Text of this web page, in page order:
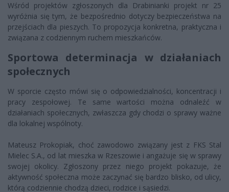
Wśród projektów zgłoszonych dla Drabinianki projekt nr 25
wyróżnia się tym, że bezpośrednio dotyczy bezpieczeństwa na
przejściach dla pieszych. To propozycja konkretna, praktyczna i
związana z codziennym ruchem mieszkańców.
Sportowa determinacja w działaniach
społecznych
W sporcie często mówi się o odpowiedzialności, koncentracji i
pracy zespołowej. Te same wartości można odnaleźć w
działaniach społecznych, zwłaszcza gdy chodzi o sprawy ważne
dla lokalnej wspólnoty.
Mateusz Prokopiak, choć zawodowo związany jest z FKS Stal
Mielec S.A., od lat mieszka w Rzeszowie i angażuje się w sprawy
swojej okolicy. Zgłoszony przez niego projekt pokazuje, że
aktywność społeczna może zaczynać się bardzo blisko, od ulicy,
którą codziennie chodzą dzieci, rodzice i sąsiedzi.